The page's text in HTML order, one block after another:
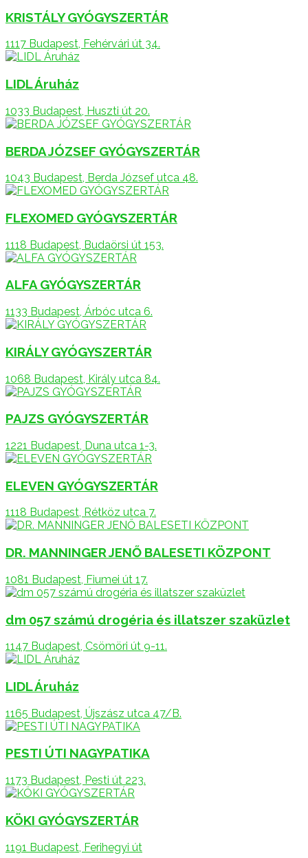
KRISTÁLY GYÓGYSZERTÁR
1117 Budapest, Fehérvári út 34.
LIDL Áruház
1033 Budapest, Huszti út 20.
BERDA JÓZSEF GYÓGYSZERTÁR
1043 Budapest, Berda József utca 48.
FLEXOMED GYÓGYSZERTÁR
1118 Budapest, Budaörsi út 153.
ALFA GYÓGYSZERTÁR
1133 Budapest, Árbóc utca 6.
KIRÁLY GYÓGYSZERTÁR
1068 Budapest, Király utca 84.
PAJZS GYÓGYSZERTÁR
1221 Budapest, Duna utca 1-3.
ELEVEN GYÓGYSZERTÁR
1118 Budapest, Rétköz utca 7.
DR. MANNINGER JENŐ BALESETI KÖZPONT
1081 Budapest, Fiumei út 17.
dm 057 számú drogéria és illatszer szaküzlet
1147 Budapest, Csömöri út 9-11.
LIDL Áruház
1165 Budapest, Újszász utca 47/B.
PESTI ÚTI NAGYPATIKA
1173 Budapest, Pesti út 223.
KÖKI GYÓGYSZERTÁR
1191 Budapest, Ferihegyi út